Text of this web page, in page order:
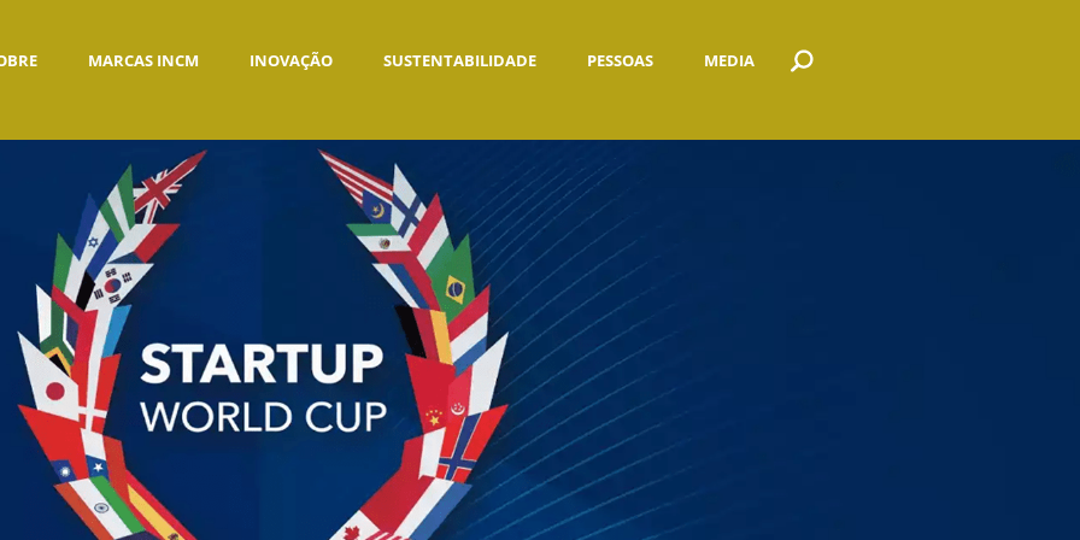
MARCAS INCM INOVAÇÃO SUSTENTABILIDADE PESSOAS MEDIA